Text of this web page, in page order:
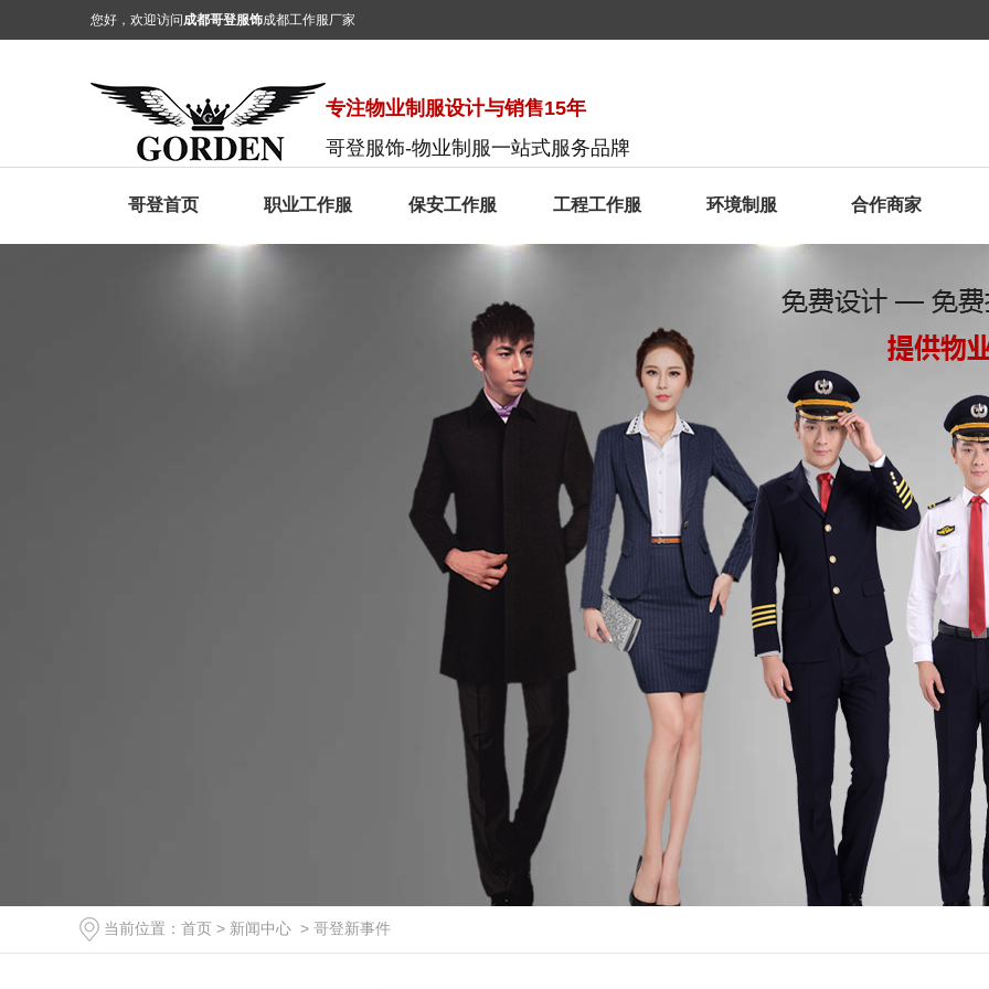
您好，欢迎访问成都哥登服饰成都工作服厂家
专注物业制服设计与销售15年
哥登服饰-物业制服一站式服务品牌
哥登首页 职业工作服 保安工作服 工程工作服 环境制服 合作商家
当前位置： 首页 > 新闻中心 > 哥登新事件